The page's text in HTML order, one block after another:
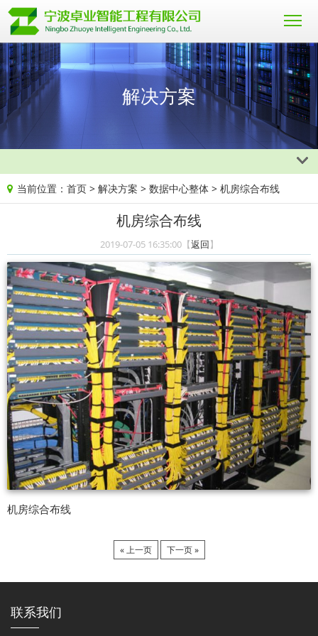
解决方案
当前位置： 首页 > 解决方案 > 数据中心整体 > 机房综合布线
机房综合布线
2019-07-05 16:35:00【返回】
机房综合布线
« 上一页 下一页 »
联系我们